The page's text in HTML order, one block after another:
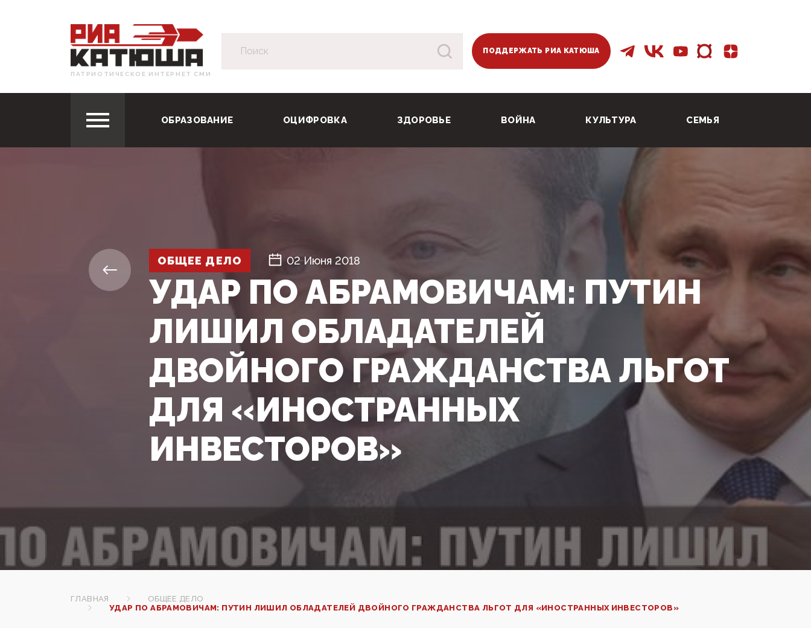
ПАТРИОТИЧЕСКОЕ ИНТЕРНЕТ СМИ
ПОДДЕРЖАТЬ РИА КАТЮША
ОБРАЗОВАНИЕ ОЦИФРОВКА ЗДОРОВЬЕ ВОЙНА КУЛЬТУРА СЕМЬЯ
ОБЩЕЕ ДЕЛО 02 Июня 2018
УДАР ПО АБРАМОВИЧАМ: ПУТИН
ЛИШИЛ ОБЛАДАТЕЛЕЙ
ДВОЙНОГО ГРАЖДАНСТВА ЛЬГОТ
ДЛЯ «ИНОСТРАННЫХ
ИНВЕСТОРОВ»
ГЛАВНАЯ
ОБЩЕЕ ДЕЛО
УДАР ПО АБРАМОВИЧАМ: ПУТИН ЛИШИЛ ОБЛАДАТЕЛЕЙ ДВОЙНОГО ГРАЖДАНСТВА ЛЬГОТ ДЛЯ «ИНОСТРАННЫХ ИНВЕСТОРОВ»